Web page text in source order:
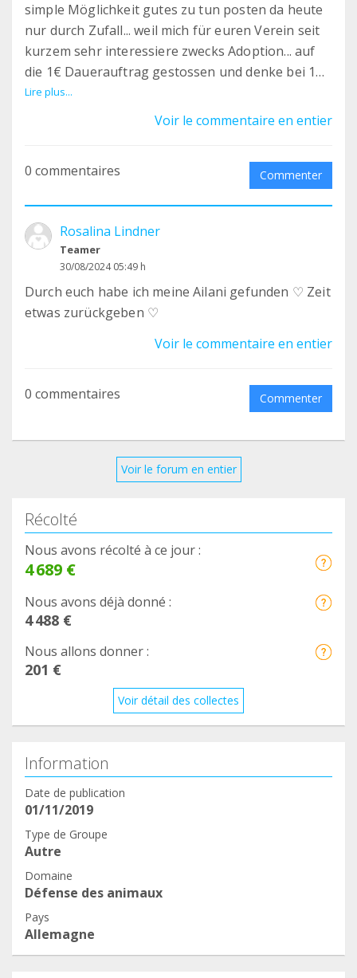
simple Möglichkeit gutes zu tun posten da heute
nur durch Zufall... weil mich für euren Verein seit
kurzem sehr interessiere zwecks Adoption... auf
die 1€ Dauerauftrag gestossen und denke bei 1€
macht es die Menge an Follower aus !!!! Finde Euch
ganz toll und hoffe auf noch mehr Anhänger für
Es gibt noch gutes in der Welt
Lire plus...
Voir le commentaire en entier
0 commentaires Commenter
Rosalina Lindner
Teamer
30/08/2024 05:49 h
Durch euch habe ich meine Ailani gefunden ♡ Zeit
etwas zurückgeben ♡
Voir le commentaire en entier
0 commentaires Commenter
Voir le forum en entier
Récolté
Nous avons récolté à ce jour :
4 689 €
Nous avons déjà donné :
4 488 €
Nous allons donner :
201 €
Voir détail des collectes
Information
Date de publication
01/11/2019
Type de Groupe
Autre
Domaine
Défense des animaux
Pays
Allemagne